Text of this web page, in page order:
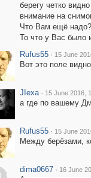
берегу четко
внимание на
Что Вам ещё надо?
То что у Вас было
Rufus55 · 15 June
Вот это поле
JIexa · 15 June 2016,
а где по вашему
Rufus55 · 15 June
Между берёзами,
dima0667 · 16 June